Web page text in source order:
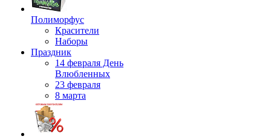
Полиморфус
Красители
Наборы
Праздник
14 февраля День
Влюбленных
23 февраля
8 марта